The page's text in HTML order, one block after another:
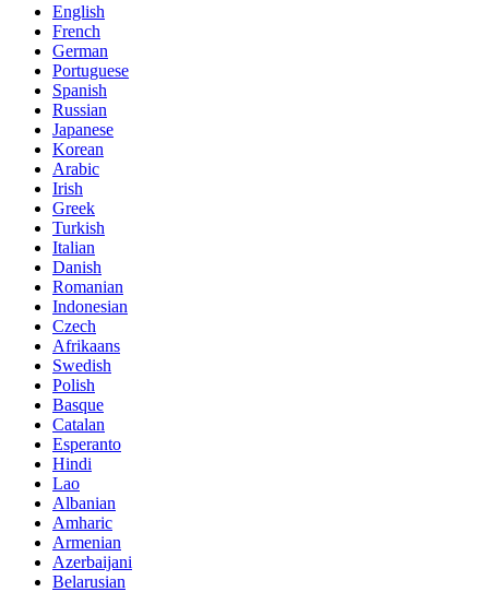
English
French
German
Portuguese
Spanish
Russian
Japanese
Korean
Arabic
Irish
Greek
Turkish
Italian
Danish
Romanian
Indonesian
Czech
Afrikaans
Swedish
Polish
Basque
Catalan
Esperanto
Hindi
Lao
Albanian
Amharic
Armenian
Azerbaijani
Belarusian